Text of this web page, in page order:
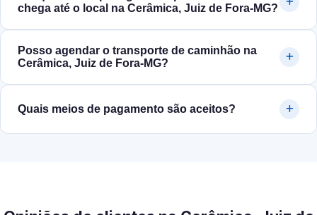
chega até o local na Cerâmica, Juiz de Fora‑MG?
Posso agendar o transporte de caminhão na
Cerâmica, Juiz de Fora‑MG?
Quais meios de pagamento são aceitos?